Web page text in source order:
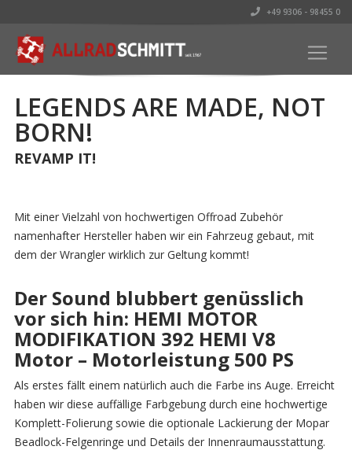
+49 9306 - 98455 0
LEGENDS ARE MADE, NOT
BORN!
REVAMP IT!
Mit einer Vielzahl von hochwertigen Offroad Zubehör
namenhafter Hersteller haben wir ein Fahrzeug gebaut, mit
dem der Wrangler wirklich zur Geltung kommt!
Der Sound blubbert genüsslich
vor sich hin: HEMI MOTOR
MODIFIKATION 392 HEMI V8
Motor – Motorleistung 500 PS
Als erstes fällt einem natürlich auch die Farbe ins Auge. Erreicht
haben wir diese auffällige Farbgebung durch eine hochwertige
Komplett-Folierung sowie die optionale Lackierung der Mopar
Beadlock-Felgenringe und Details der Innenraumausstattung.